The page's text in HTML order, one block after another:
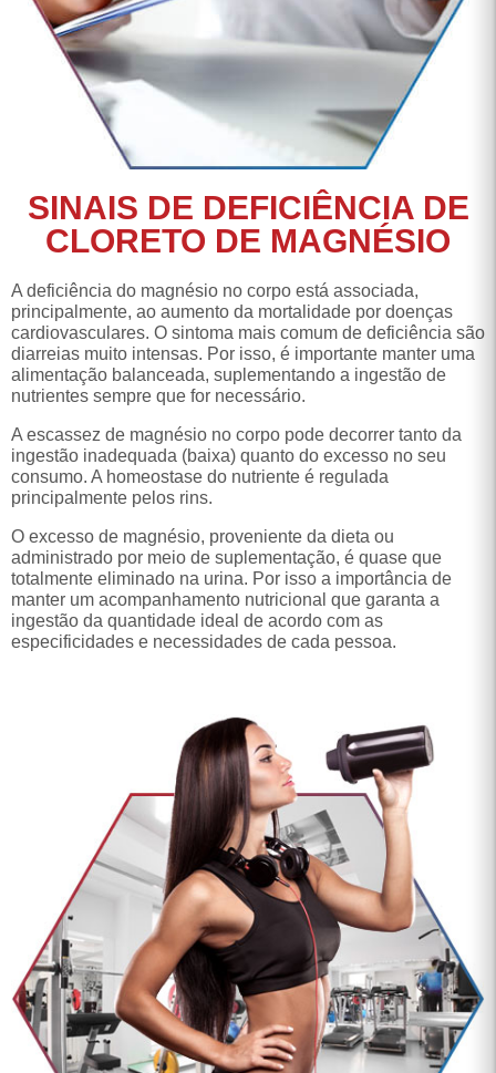
SINAIS DE DEFICIÊNCIA DE
CLORETO DE MAGNÉSIO
A deficiência do magnésio no corpo está associada,
principalmente, ao aumento da mortalidade por doenças
cardiovasculares. O sintoma mais comum de deficiência são
diarreias muito intensas. Por isso, é importante manter uma
alimentação balanceada, suplementando a ingestão de
nutrientes sempre que for necessário.
A escassez de magnésio no corpo pode decorrer tanto da
ingestão inadequada (baixa) quanto do excesso no seu
consumo. A homeostase do nutriente é regulada
principalmente pelos rins.
O excesso de magnésio, proveniente da dieta ou
administrado por meio de suplementação, é quase que
totalmente eliminado na urina. Por isso a importância de
manter um acompanhamento nutricional que garanta a
ingestão da quantidade ideal de acordo com as
especificidades e necessidades de cada pessoa.